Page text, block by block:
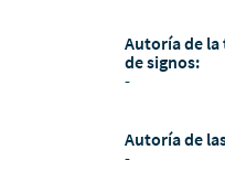
Autoría de
de signos:
-
Autoría de
-